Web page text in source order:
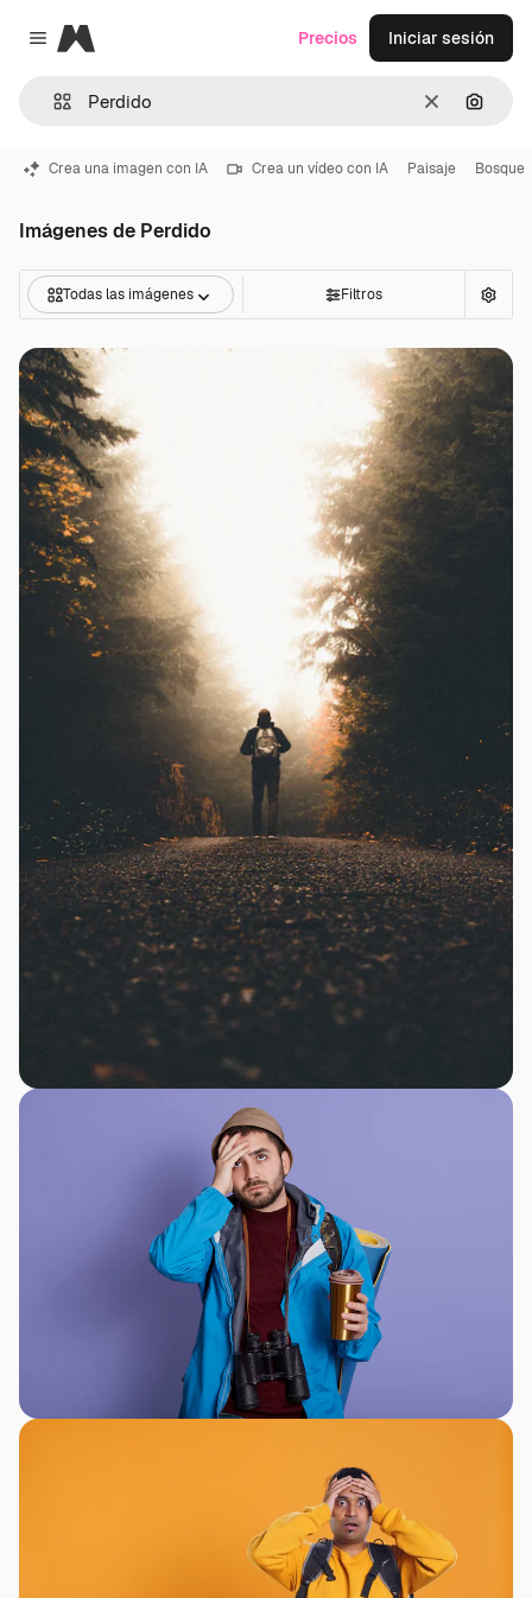
Close menu
Magnific
Borrar
Precios Iniciar sesión
Crea una imagen con IA Crea un vídeo con IA Paisaje Bosque
Imágenes de Perdido
Todas las imágenes Filtros